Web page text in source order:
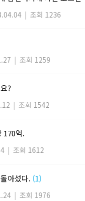
| 조회 1236
| 조회 1259
?
| 조회 1542
170억.
| 조회 1612
아섰다. (1)
| 조회 1976